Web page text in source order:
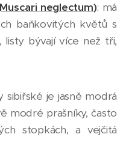
neglectum): má
baňkovitých květů s
bývají více než tři,
sibiřské je jasně modrá
modré prašníky, často
stopkách, a vejčitá